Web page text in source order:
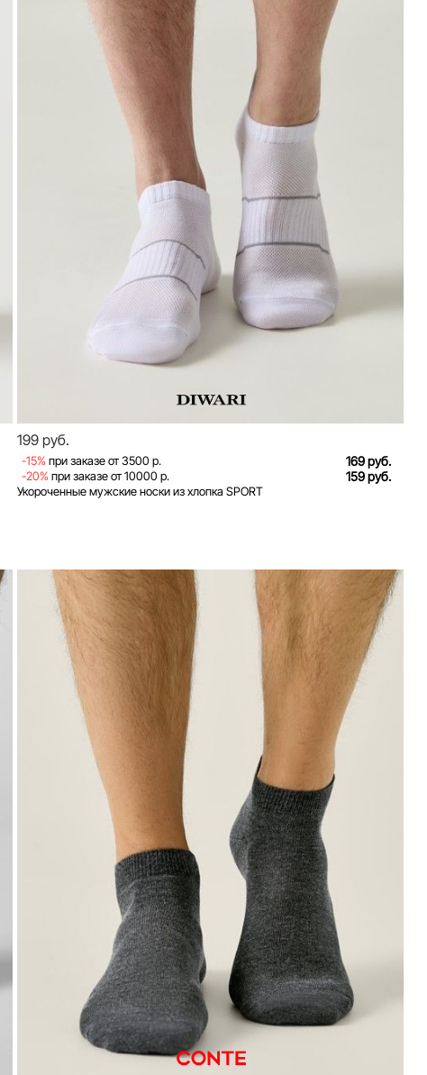
199 руб.
-15%при заказе от 3500 р. 169 руб.
-20%при заказе от 10000 р. 159 руб.
Укороченные мужские носки из хлопка SPORT